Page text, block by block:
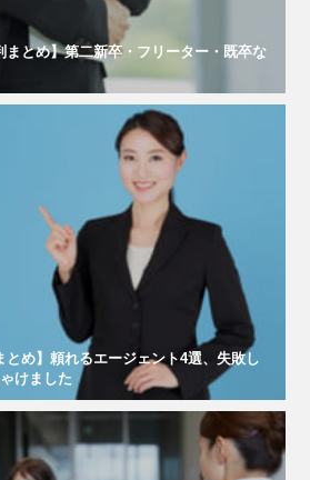
まとめ】第二新卒・フリーター・既卒な
とめ】頼れるエージェント4選、失敗し
けました